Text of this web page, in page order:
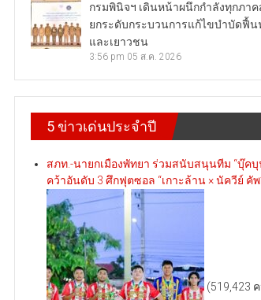
กรมพินิจฯ เดินหน้าผนึกกำลังทุกภา
ยกระดับกระบวนการแก้ไขบำบัดฟื้น
และเยาวชน
3:56 pm 05 ส.ค. 2026
5 ข่าวเด่นประจำปี
สภท.-นายกเมืองพัทยา ร่วมสนับสนุนทีม “บุ๊คบุ
คว้าอันดับ 3 ศึกฟุตซอล “เกาะล้าน × นัควีย์ คัพ
(519,423